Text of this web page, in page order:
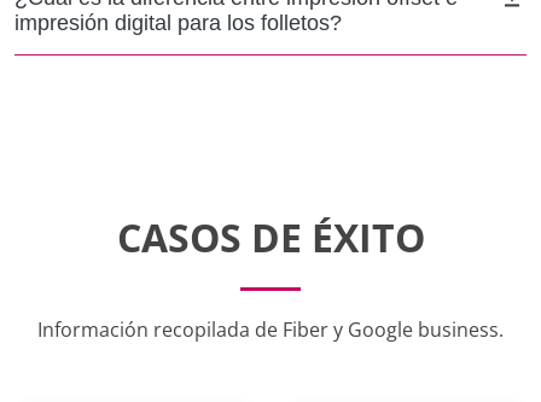
impresión digital para los folletos?
CASOS DE ÉXITO
Información recopilada de Fiber y Google business.